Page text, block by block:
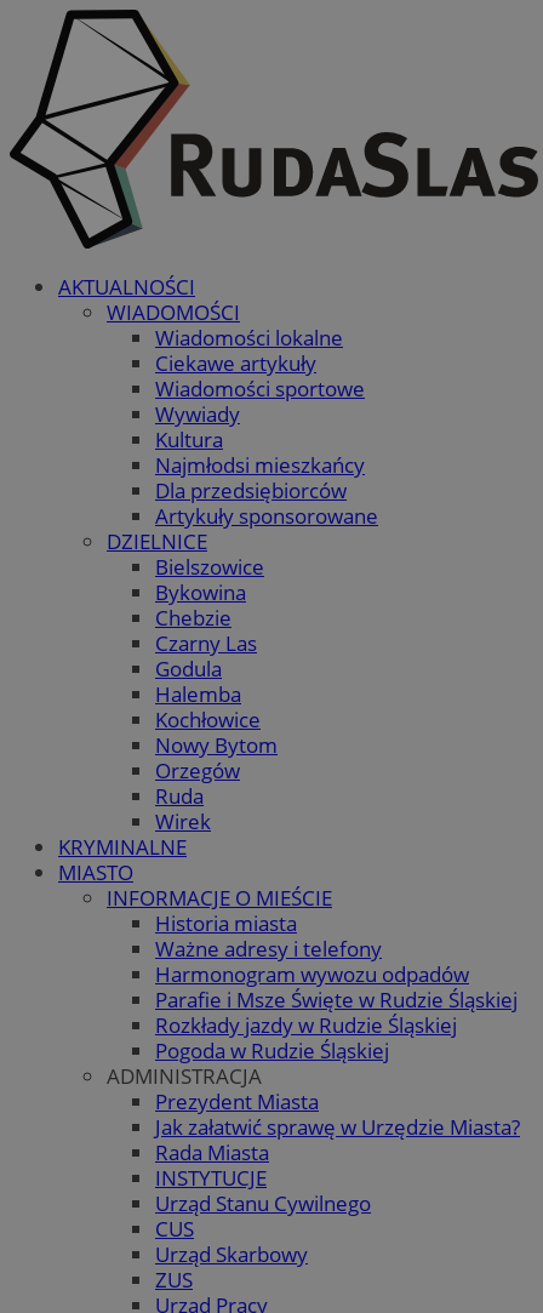
AKTUALNOŚCI
WIADOMOŚCI
Wiadomości lokalne
Ciekawe artykuły
Wiadomości sportowe
Wywiady
Kultura
Najmłodsi mieszkańcy
Dla przedsiębiorców
Artykuły sponsorowane
DZIELNICE
Bielszowice
Bykowina
Chebzie
Czarny Las
Godula
Halemba
Kochłowice
Nowy Bytom
Orzegów
Ruda
Wirek
KRYMINALNE
MIASTO
INFORMACJE O MIEŚCIE
Historia miasta
Ważne adresy i telefony
Harmonogram wywozu odpadów
Parafie i Msze Święte w Rudzie Śląskiej
Rozkłady jazdy w Rudzie Śląskiej
Pogoda w Rudzie Śląskiej
ADMINISTRACJA
Prezydent Miasta
Jak załatwić sprawę w Urzędzie Miasta?
Rada Miasta
INSTYTUCJE
Urząd Stanu Cywilnego
CUS
Urząd Skarbowy
ZUS
Urząd Pracy